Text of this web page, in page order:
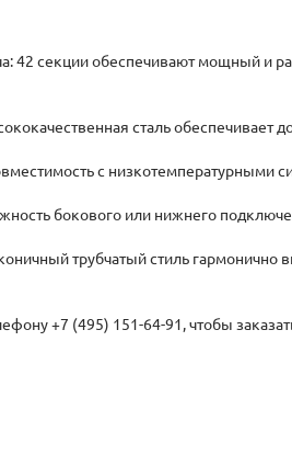
42 секции обеспечивают мощный
сталь обеспечивает
с низкотемпературными
бокового или нижнего
трубчатый стиль
+7 (495) 151-64-91, чтобы